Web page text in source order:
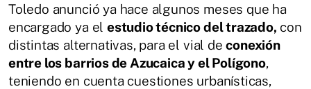
Toledo anunció ya hace algunos meses que ha
encargado ya el estudio técnico del trazado, con
distintas alternativas, para el vial deconexión
entre los barrios de Azucaica y el Polígono,
teniendo en cuenta cuestiones urbanísticas,